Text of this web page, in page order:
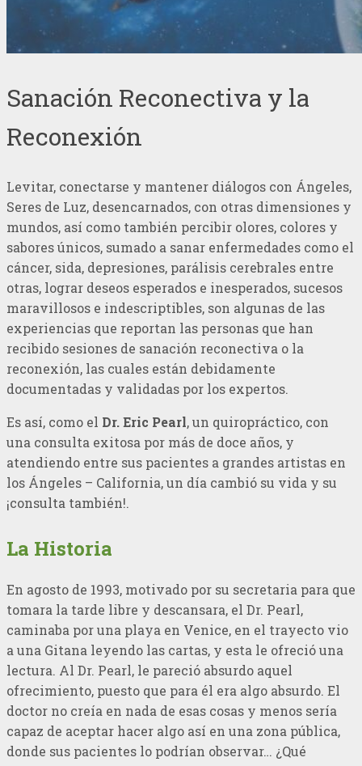
Sanación Reconectiva y la
Reconexión
Levitar, conectarse y mantener diálogos con Ángeles,
Seres de Luz, desencarnados, con otras dimensiones y
mundos, así como también percibir olores, colores y
sabores únicos, sumado a sanar enfermedades como el
cáncer, sida, depresiones, parálisis cerebrales entre
otras, lograr deseos esperados e inesperados, sucesos
maravillosos e indescriptibles, son algunas de las
experiencias que reportan las personas que han
recibido sesiones de sanación reconectiva o la
reconexión, las cuales están debidamente
documentadas y validadas por los expertos.
Es así, como el Dr. Eric Pearl, un quiropráctico, con
una consulta exitosa por más de doce años, y
atendiendo entre sus pacientes a grandes artistas en
los Ángeles – California, un día cambió su vida y su
¡consulta también!.
La Historia
En agosto de 1993, motivado por su secretaria para que
tomara la tarde libre y descansara, el Dr. Pearl,
caminaba por una playa en Venice, en el trayecto vio
a una Gitana leyendo las cartas, y esta le ofreció una
lectura. Al Dr. Pearl, le pareció absurdo aquel
ofrecimiento, puesto que para él era algo absurdo. El
doctor no creía en nada de esas cosas y menos sería
capaz de aceptar hacer algo así en una zona pública,
donde sus pacientes lo podrían observar… ¿Qué